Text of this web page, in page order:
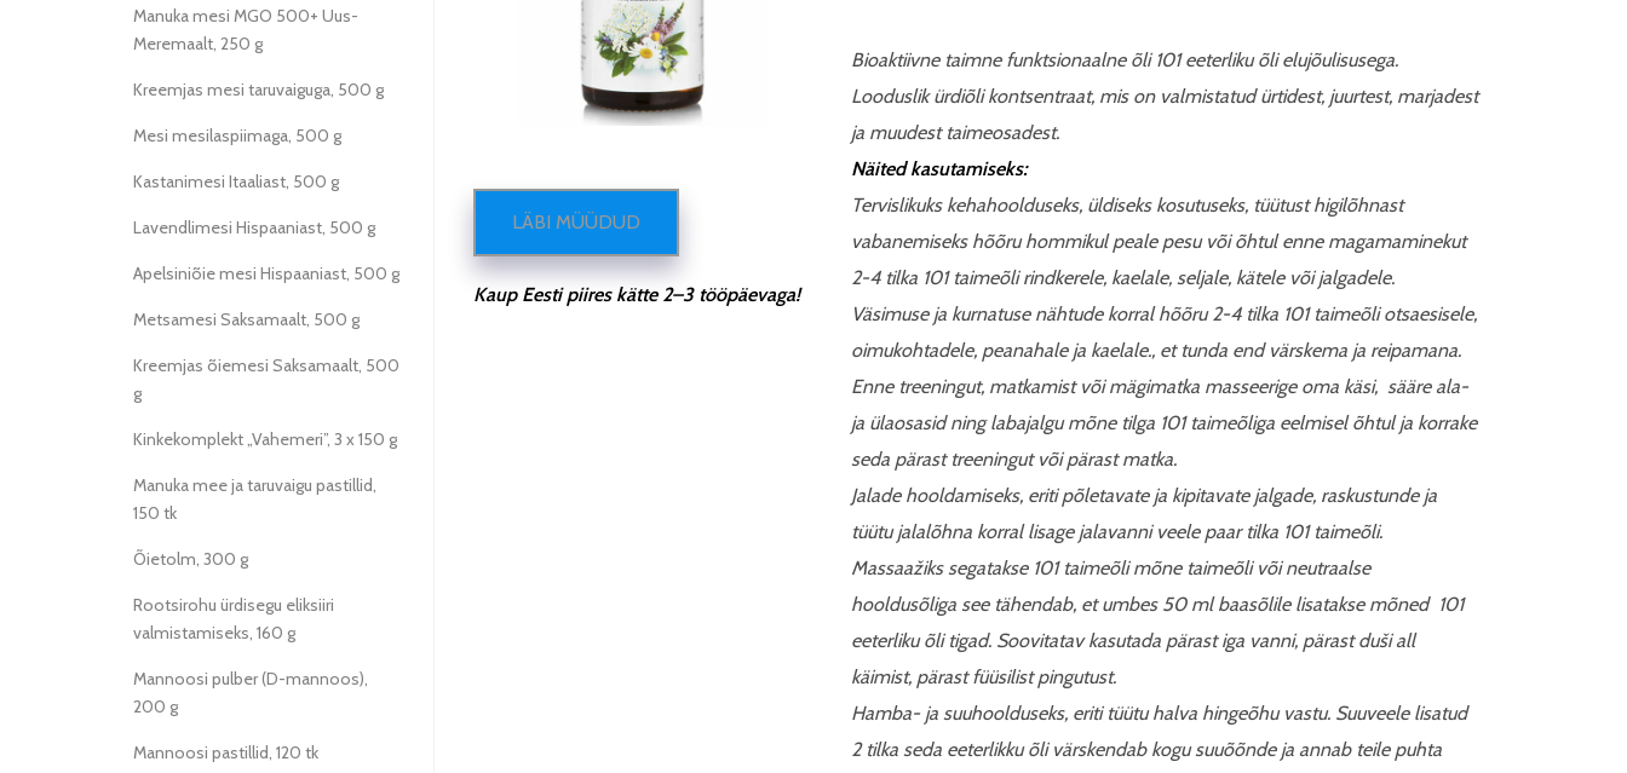
Manuka mesi MGO 500+ Uus-
Meremaalt, 250 g
Kreemjas mesi taruvaiguga, 500 g
Mesi mesilaspiimaga, 500 g
Kastanimesi Itaaliast, 500 g
Lavendlimesi Hispaaniast, 500 g
Apelsiniõie mesi Hispaaniast, 500 g
Metsamesi Saksamaalt, 500 g
Kreemjas õiemesi Saksamaalt, 500
g
Kinkekomplekt „Vahemeri”, 3 x 150 g
Manuka mee ja taruvaigu pastillid,
150 tk
Õietolm, 300 g
Rootsirohu ürdisegu eliksiiri
valmistamiseks, 160 g
Mannoosi pulber (D-mannoos),
200 g
Mannoosi pastillid, 120 tk
LÄBI MÜÜDUD
Kaup Eesti piires kätte 2–3 tööpäevaga!
Bioaktiivne taimne funktsionaalne õli 101 eeterliku õli elujõulisusega.
Looduslik ürdiõli kontsentraat, mis on valmistatud ürtidest, juurtest, marjadest
ja muudest taimeosadest.
Näited kasutamiseks:
Tervislikuks kehahoolduseks, üldiseks kosutuseks, tüütust higilõhnast
vabanemiseks hõõru hommikul peale pesu või õhtul enne magamaminekut
2-4 tilka 101 taimeõli rindkerele, kaelale, seljale, kätele või jalgadele.
Väsimuse ja kurnatuse nähtude korral hõõru 2-4 tilka 101 taimeõli otsaesisele,
oimukohtadele, peanahale ja kaelale., et tunda end värskema ja reipamana.
Enne treeningut, matkamist või mägimatka masseerige oma käsi, sääre ala-
ja ülaosasid ning labajalgu mõne tilga 101 taimeõliga eelmisel õhtul ja korrake
seda pärast treeningut või pärast matka.
Jalade hooldamiseks, eriti põletavate ja kipitavate jalgade, raskustunde ja
tüütu jalalõhna korral lisage jalavanni veele paar tilka 101 taimeõli.
Massaažiks segatakse 101 taimeõli mõne taimeõli või neutraalse
hooldusõliga see tähendab, et umbes 50 ml baasõlile lisatakse mõned 101
eeterliku õli tigad. Soovitatav kasutada pärast iga vanni, pärast duši all
käimist, pärast füüsilist pingutust.
Hamba- ja suuhoolduseks, eriti tüütu halva hingeõhu vastu. Suuveele lisatud
2 tilka seda eeterlikku õli värskendab kogu suuõõnde ja annab teile puhta